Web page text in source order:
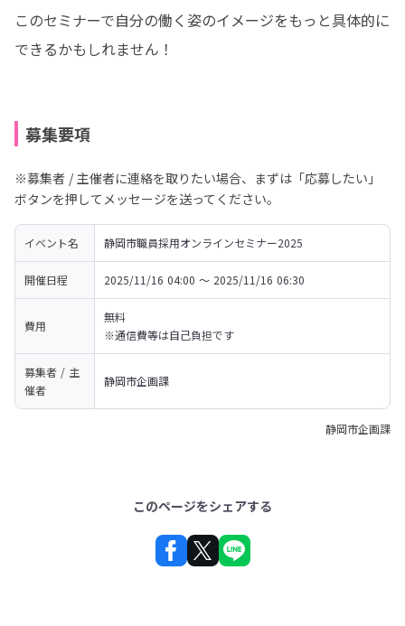
このセミナーで自分の働く姿のイメージをもっと具体的に
できるかもしれません！
募集要項
※募集者 / 主催者に連絡を取りたい場合、まずは「応募したい」
ボタンを押してメッセージを送ってください。
イベント名 静岡市職員採用オンラインセミナー2025
開催日程 2025/11/16 04:00 〜 2025/11/16 06:30
費用
無料
※通信費等は自己負担です
募集者 / 主
催者
静岡市企画課
静岡市企画課
このページをシェアする